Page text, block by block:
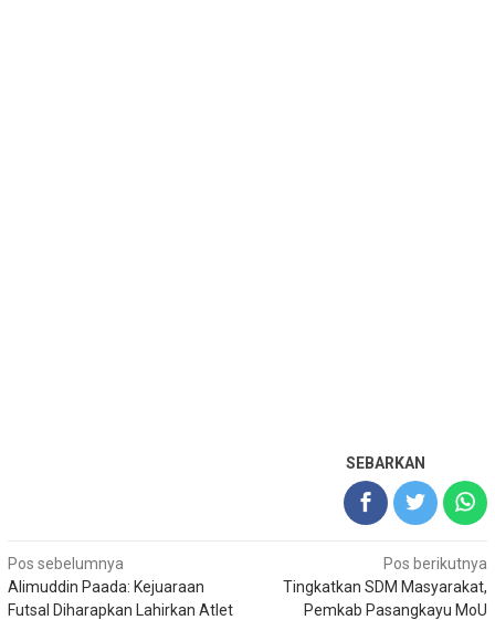
SEBARKAN
Navigasi
pos
Pos sebelumnya
Alimuddin Paada: Kejuaraan
Futsal Diharapkan Lahirkan Atlet
Pos berikutnya
Tingkatkan SDM Masyarakat,
Pemkab Pasangkayu MoU